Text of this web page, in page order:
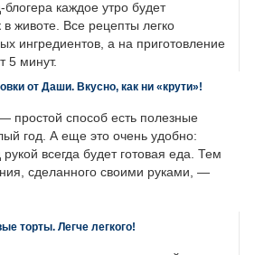
каждое утро будет
в животе. Все рецепты легко
ингредиентов, а на приготовление
5 минут.
от Даши. Вкусно, как ни «крути»!
простой способ есть полезные
год. А еще это очень удобно:
всегда будет готовая еда. Тем
сделанного своими руками, —
торты. Легче легкого!